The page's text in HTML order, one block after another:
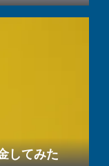
してみた